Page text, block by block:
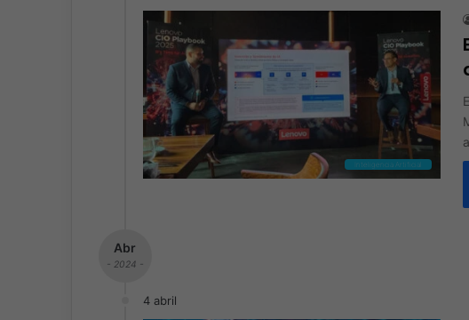
Inteligencia Artificial
Abr
- 2024 -
4 abril